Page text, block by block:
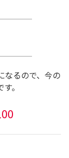
なるので、今の
。